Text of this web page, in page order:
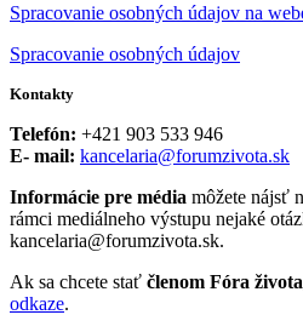
Spracovanie osobných údajov na
Spracovanie osobných údajov
Kontakty
Telefón: +421 903 533 946
E- mail: kancelaria@forumzivota.sk
Informácie pre média môžete nájsť
rámci mediálneho výstupu nejaké
kancelaria@forumzivota.sk.
Ak sa chcete stať členom Fóra
odkaze.